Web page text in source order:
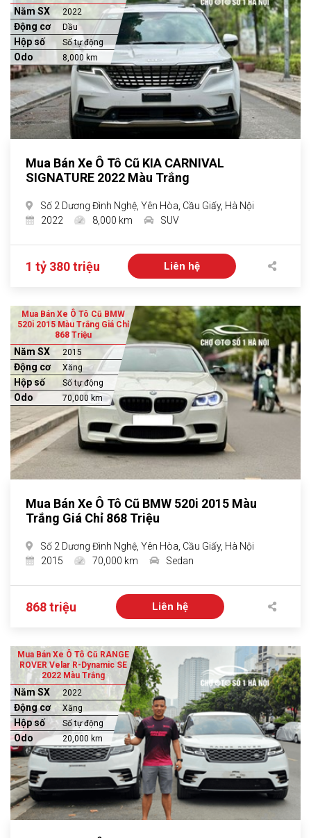
Năm SX 2022
Động cơ Dầu
Hộp số Số tự động
Odo 8,000 km
Mua Bán Xe Ô Tô Cũ KIA CARNIVAL
SIGNATURE 2022 Màu Trắng
Số 2 Dương Đình Nghệ, Yên Hòa, Cầu Giấy, Hà Nội
2022
8,000 km SUV
1 tỷ 380 triệu Liên hệ
Mua Bán Xe Ô Tô Cũ BMW
520i 2015 Màu Trắng Giá Chỉ
868 Triệu
Năm SX 2015
Động cơ Xăng
Hộp số Số tự động
Odo 70,000 km
Mua Bán Xe Ô Tô Cũ BMW 520i 2015 Màu
Trắng Giá Chỉ 868 Triệu
Số 2 Dương Đình Nghệ, Yên Hòa, Cầu Giấy, Hà Nội
2015
70,000 km Sedan
868 triệu Liên hệ
Mua Bán Xe Ô Tô Cũ RANGE
ROVER Velar R-Dynamic SE
2022 Màu Trắng
Năm SX 2022
Động cơ Xăng
Hộp số Số tự động
Odo 20,000 km